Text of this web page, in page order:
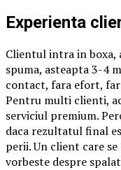
Experienta
Clientul intra in boxa,
spuma, asteapta 3-4
contact, fara efort,
Pentru multi clienti,
serviciul premium.
daca rezultatul final
perii. Un client care
vorbeste despre